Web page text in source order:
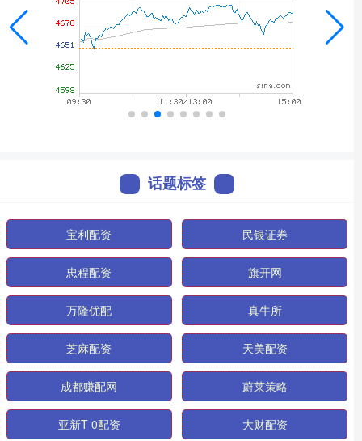
话题标签
宝利配资 民银证券
忠程配资 旗开网
万隆优配 真牛所
芝麻配资 天美配资
成都赚配网 蔚莱策略
亚新T 0配资 大财配资